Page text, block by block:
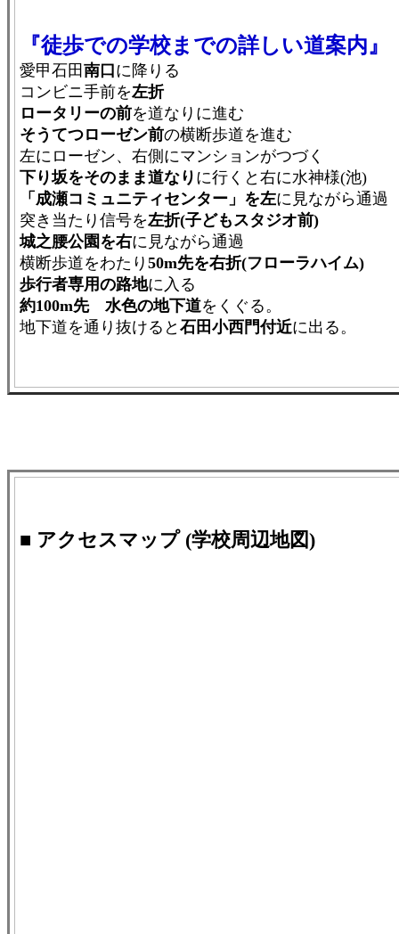
『徒歩での学校までの詳しい道案内』
愛甲石田 南口に降りる
コンビニ手前を左折
ロータリーの前を道なりに進む
そうてつローゼン前の横断歩道を進む
左にローゼン、右側にマンションがつづく
下り坂をそのまま道なり に行くと右に水神様(池)
「成瀬コミュニティセンター」を左に見ながら通過
突き当たり信号を左折(子どもスタジオ前)
城之腰公園を右に見ながら通過
横断歩道をわたり 50m先を右折(フローラハイム)
歩行者専用の路地に入る
約100m先 水色の地下道をくぐる。
地下道を通り抜けると 石田小西門付近に出る。
■ アクセスマップ (学校周辺地図)